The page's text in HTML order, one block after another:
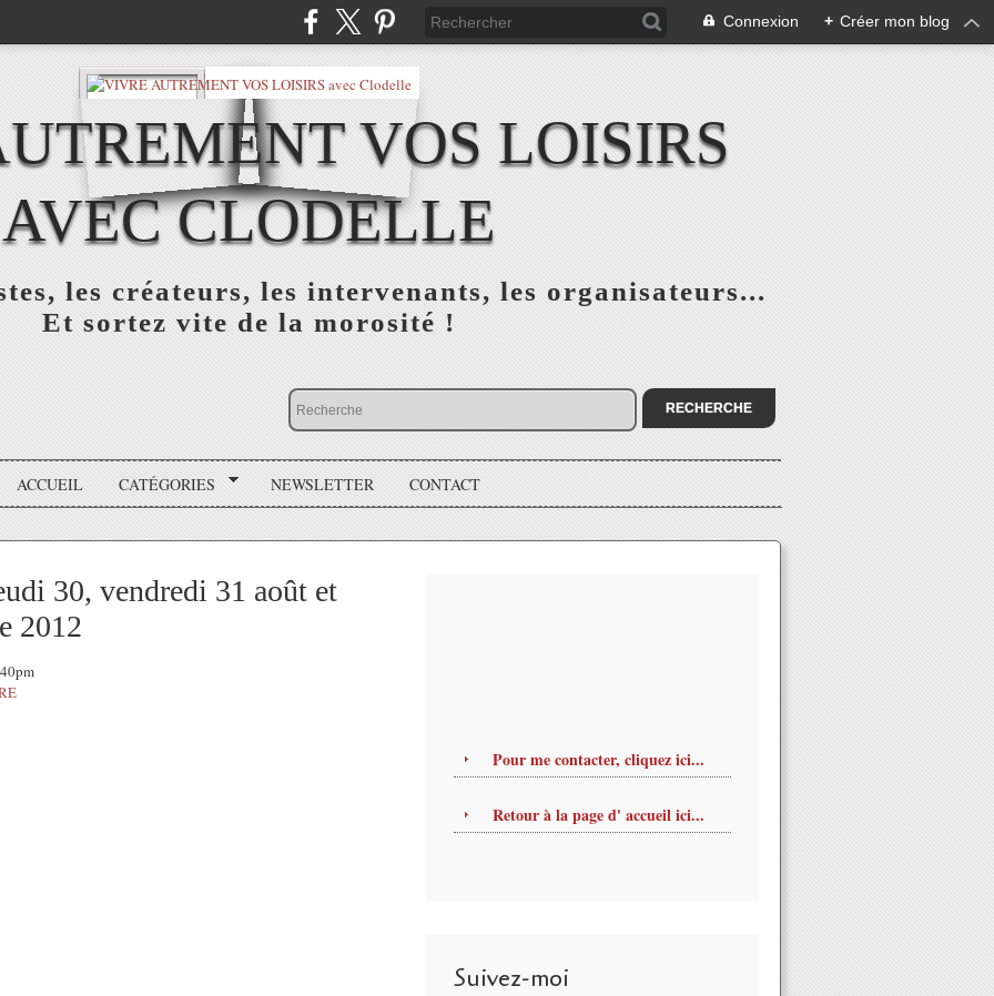
Connexion + Créer mon blog
VOS LOISIRS
AVEC CLODELLE
les créateurs, les intervenants, les organisateurs...
Et sortez vite de la morosité !
ACCUEIL CATÉGORIES NEWSLETTER CONTACT
30, vendredi 31 août et
2012
Pour me contacter, cliquez ici...
Retour à la page d' accueil ici...
Suivez-moi